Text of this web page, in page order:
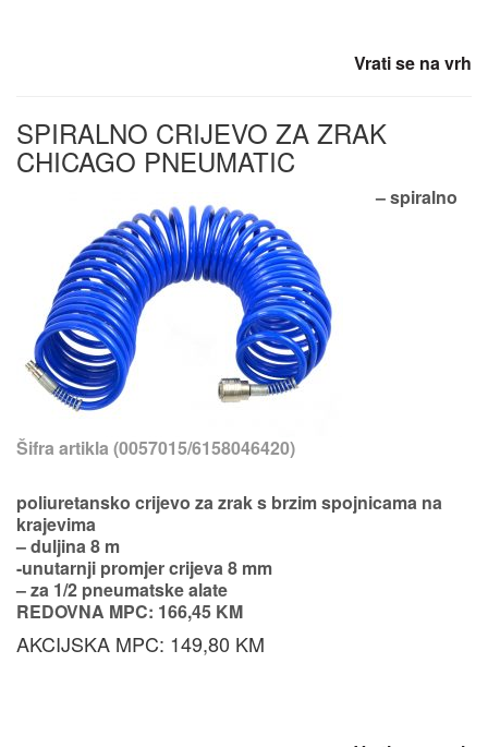
Vrati se na vrh
SPIRALNO CRIJEVO ZA ZRAK
CHICAGO PNEUMATIC
Šifra artikla (0057015/6158046420)
– spiralno
poliuretansko crijevo za zrak s brzim spojnicama na
krajevima
– duljina 8 m
-unutarnji promjer crijeva 8 mm
– za 1/2 pneumatske alate
REDOVNA MPC: 166,45 KM
AKCIJSKA MPC: 149,80 KM